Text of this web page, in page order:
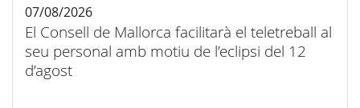
El Consell de Mallorca facilitarà el teletreball al
seu personal amb motiu de l’eclipsi del 12
d’agost
07/08/2026